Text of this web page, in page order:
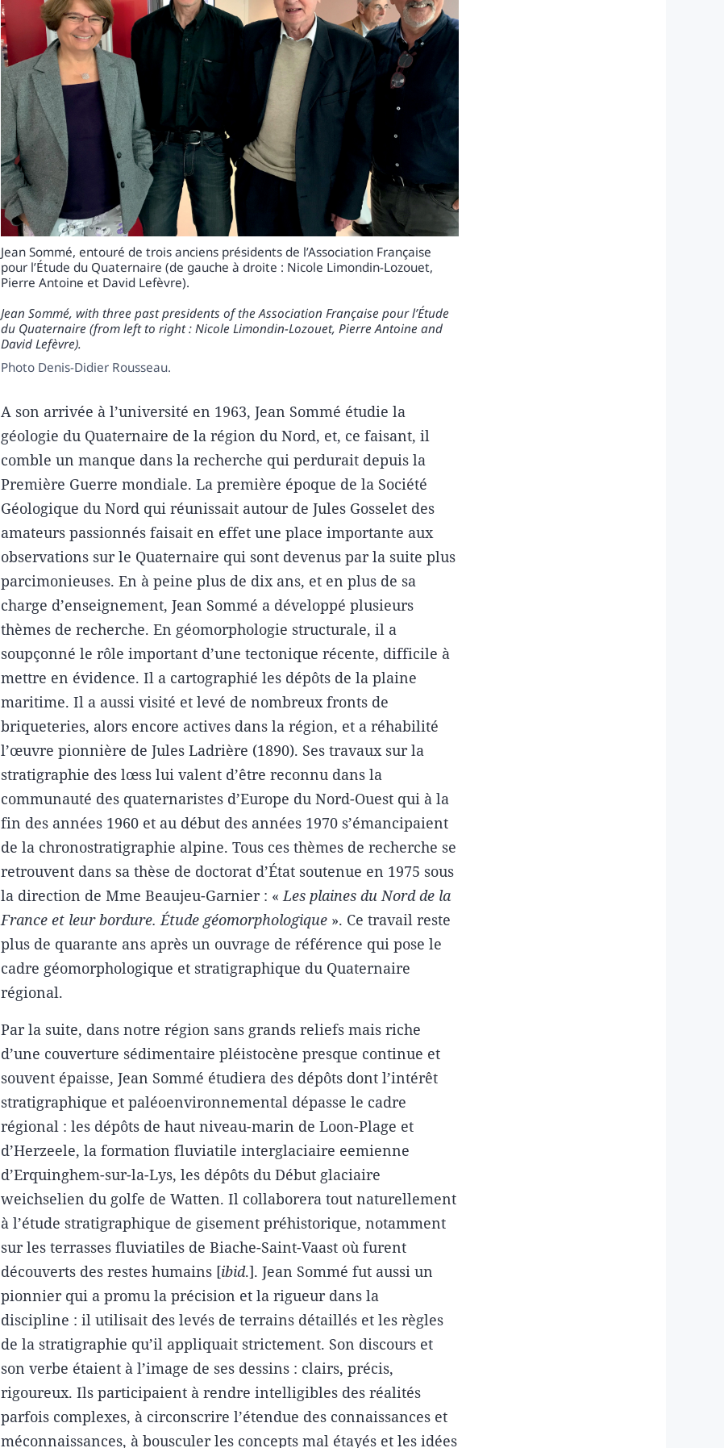
Jean Sommé, entouré de trois anciens présidents de l’Association Française
pour l’Étude du Quaternaire (de gauche à droite : Nicole Limondin-Lozouet,
Pierre Antoine et David Lefèvre).
Jean Sommé, with three past presidents of the Association Française pour l’Étude
du Quaternaire (from left to right : Nicole Limondin-Lozouet, Pierre Antoine and
David Lefèvre).
Photo Denis-Didier Rousseau.
A son arrivée à l’université en 1963, Jean Sommé étudie la
géologie du Quaternaire de la région du Nord, et, ce faisant, il
comble un manque dans la recherche qui perdurait depuis la
Première Guerre mondiale. La première époque de la Société
Géologique du Nord qui réunissait autour de Jules Gosselet des
amateurs passionnés faisait en effet une place importante aux
observations sur le Quaternaire qui sont devenus par la suite plus
parcimonieuses. En à peine plus de dix ans, et en plus de sa
charge d’enseignement, Jean Sommé a développé plusieurs
thèmes de recherche. En géomorphologie structurale, il a
soupçonné le rôle important d’une tectonique récente, difficile à
mettre en évidence. Il a cartographié les dépôts de la plaine
maritime. Il a aussi visité et levé de nombreux fronts de
briqueteries, alors encore actives dans la région, et a réhabilité
l’œuvre pionnière de Jules Ladrière (1890). Ses travaux sur la
stratigraphie des lœss lui valent d’être reconnu dans la
communauté des quaternaristes d’Europe du Nord-Ouest qui à la
fin des années 1960 et au début des années 1970 s’émancipaient
de la chronostratigraphie alpine. Tous ces thèmes de recherche se
retrouvent dans sa thèse de doctorat d’État soutenue en 1975 sous
la direction de Mme Beaujeu-Garnier : «Les plaines du Nord de la
France et leur bordure. Étude géomorphologique ». Ce travail reste
plus de quarante ans après un ouvrage de référence qui pose le
cadre géomorphologique et stratigraphique du Quaternaire
régional.
Par la suite, dans notre région sans grands reliefs mais riche
d’une couverture sédimentaire pléistocène presque continue et
souvent épaisse, Jean Sommé étudiera des dépôts dont l’intérêt
stratigraphique et paléoenvironnemental dépasse le cadre
régional : les dépôts de haut niveau-marin de Loon-Plage et
d’Herzeele, la formation fluviatile interglaciaire eemienne
d’Erquinghem-sur-la-Lys, les dépôts du Début glaciaire
weichselien du golfe de Watten. Il collaborera tout naturellement
à l’étude stratigraphique de gisement préhistorique, notamment
sur les terrasses fluviatiles de Biache-Saint-Vaast où furent
découverts des restes humains [ibid.]. Jean Sommé fut aussi un
pionnier qui a promu la précision et la rigueur dans la
discipline : il utilisait des levés de terrains détaillés et les règles
de la stratigraphie qu’il appliquait strictement. Son discours et
son verbe étaient à l’image de ses dessins : clairs, précis,
rigoureux. Ils participaient à rendre intelligibles des réalités
parfois complexes, à circonscrire l’étendue des connaissances et
méconnaissances, à bousculer les concepts mal étayés et les idées